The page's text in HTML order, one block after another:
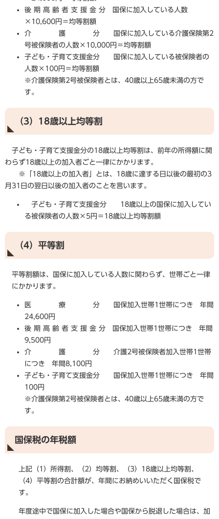
後 期 高 齢 者 支 援 金 分 国保に加入している人数
×10,600円＝均等割額
介 護 分 国保に加入している介護保険第2
号被保険者の人数×10,000円＝均等割額
子ども・子育て支援金分 国保に加入している被保険者の
人数×100円＝均等割額
※介護保険第2号被保険者とは、40歳以上65歳未満の方で
す。
（3）18歳以上均等割
子ども・子育て支援金分の18歳以上均等割は、前年の所得額に関
わらず18歳以上の加入者ごと一律にかかります。
※「18歳以上の加入者」とは、18歳に達する日以後の最初の3
月31日の翌日以後の加入者のことを言います。
子ども・子育て支援金分 18歳以上の国保に加入してい
る被保険者の人数×5円＝18歳以上均等割額
（4）平等割
平等割額は、国保に加入している人数に関わらず、世帯ごと一律
にかかります。
医 療 分 国保加入世帯1世帯につき 年間
24,600円
後 期 高 齢 者 支 援 金 分 国保加入世帯1世帯につき 年間
9,500円
介 護 分 介護2号被保険者加入世帯1世帯
につき 年間8,100円
子ども・子育て支援金分 国保加入世帯1世帯につき 年間
100円
※介護保険第2号被保険者とは、40歳以上65歳未満の方で
す。
国保税の年税額
上記（1）所得割、（2）均等割、（3）18歳以上均等割、
（4）平等割の合計額が、年間にお納めいいただく国保税で
す。
年度途中で国保に加入した場合や国保から脱退した場合は、加